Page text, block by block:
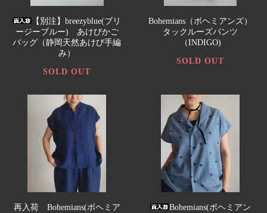
【別注】breezyblue(ブリ
ージーブルー) あけびかご
バッグ（静岡天然あけび手編
み）
SOLD OUT
Bohemians（ボヘミアンズ）
タックルーズパンツ
（INDIGO)
SOLD OUT
再入荷 Bohemians(ボヘミア
Bohemians(ボヘミアン